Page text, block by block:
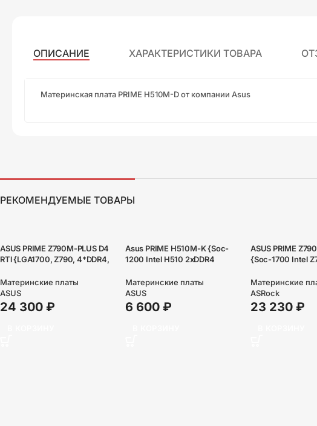
ОПИСАНИЕ ХАРАКТЕРИСТИКИ ТОВАРА
Материнская плата PRIME H510M-D от компании Asus
РЕКОМЕНДУЕМЫЕ ТОВАРЫ
ASUS PRIME Z790M-PLUS D4
RTl {LGA1700, Z790, 4*DDR4,
SATA3 + RAID, Audio, Gb LAN,
USB 3.2, USB 2.0, COM*1
header (w/o cable), mATX}
Материнские платы
ASUS
24 300 ₽
Asus PRIME H510M-K {Soc-
1200 Intel H510 2xDDR4
GbLAN+VGA+HDMI}
Материнские платы
ASUS
6 600 ₽
ASUS PRIME
{Soc-1700 Intel
RAID+HDMI+D}
Материнские
ASRock
23 230 ₽